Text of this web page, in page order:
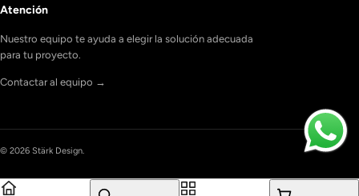
Atención
Nuestro equipo te ayuda a elegir la solución adecuada
para tu proyecto.
Contactar al equipo →
© 2026 Stärk Design.